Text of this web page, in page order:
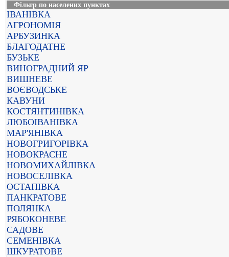
Фільтр по населених пунктах
ІВАНІВКА
АГРОНОМІЯ
АРБУЗИНКА
БЛАГОДАТНЕ
БУЗЬКЕ
ВИНОГРАДНИЙ ЯР
ВИШНЕВЕ
ВОЄВОДСЬКЕ
КАВУНИ
КОСТЯНТИНІВКА
ЛЮБОІВАНІВКА
МАР'ЯНІВКА
НОВОГРИГОРІВКА
НОВОКРАСНЕ
НОВОМИХАЙЛІВКА
НОВОСЕЛІВКА
ОСТАПІВКА
ПАНКРАТОВЕ
ПОЛЯНКА
РЯБОКОНЕВЕ
САДОВЕ
СЕМЕНІВКА
ШКУРАТОВЕ